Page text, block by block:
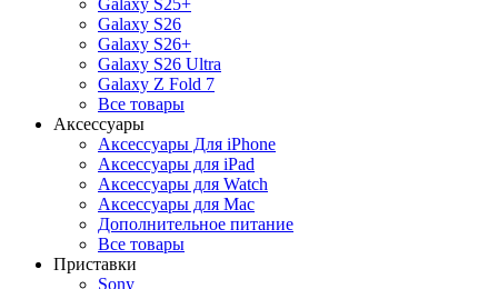
Galaxy S25+
Galaxy S26
Galaxy S26+
Galaxy S26 Ultra
Galaxy Z Fold 7
Все товары
Аксессуары
Аксессуары Для iPhone
Аксессуары для iPad
Аксессуары для Watch
Аксессуары для Mac
Дополнительное питание
Все товары
Приставки
Sony